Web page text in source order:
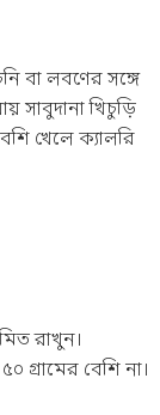
বা লবণের সঙ্গে
সাবুদানা খিচুড়ি
খেলে ক্যালরি
রাখুন।
গ্রামের বেশি না।